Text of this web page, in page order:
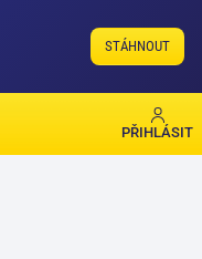
STÁHNOUT
PŘIHLÁSIT